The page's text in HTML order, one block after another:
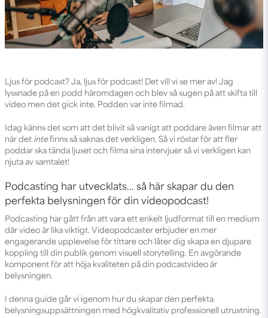
Ljus för podcast? Ja, ljus för podcast! Det vill vi se mer av! Jag
lyssnade på en podd häromdagen och blev så sugen på att skifta till
video men det gick inte. Podden var inte filmad.
Idag känns det som att det blivit så vanigt att poddare även filmar att
när det intefinns så saknas det verkligen. Så vi röstar för att fler
poddar ska tända ljuset och filma sina intervjuer så vi verkligen kan
njuta av samtalet!
Podcasting har utvecklats... så här skapar du den
perfekta belysningen för din videopodcast!
Podcasting har gått från att vara ett enkelt ljudformat till en medium
där video är lika viktigt. Videopodcaster erbjuder en mer
engagerande upplevelse för tittare och låter dig skapa en djupare
koppling till din publik genom visuell storytelling. En avgörande
komponent för att höja kvaliteten på din podcastvideo är
belysningen.
I denna guide går vi igenom hur du skapar den perfekta
belysningsuppsättningen med högkvalitativ professionell utrustning.